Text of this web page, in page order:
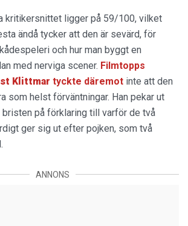
kritikersnittet ligger på 59/100, vilket
ändå tycker att den är sevärd, för
och hur man byggt en
med nerviga scener. Filmtopps
Klittmar tyckte däremot inte att den
som helst förväntningar. Han pekar ut
bristen på förklaring till varför de två
ger sig ut efter pojken, som två
ANNONS